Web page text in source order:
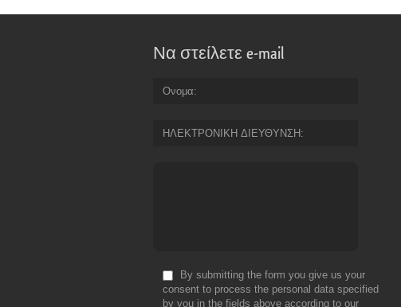
Να στείλετε e-mail
Ονομα
ΗΛΕΚΤΡΟΝΙΚΗ ΔΙΕΥΘΥΝΣΗ
By submitting the form you give us your
consent to process the personal data specified
by you in the fields above according to our